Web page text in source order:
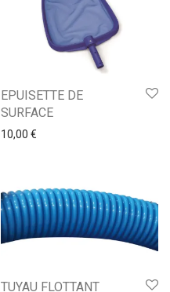
EPUISETTE DE
SURFACE
10,00 €
TUYAU FLOTTANT